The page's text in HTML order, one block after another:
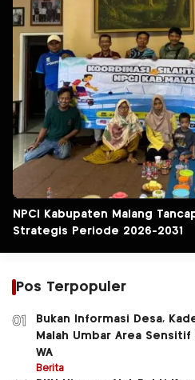
NPCI Kabupaten Malang
Strategis Periode 2026-2031
Pos Terpopuler
01
Bukan Informasi Desa,
Malah Umbar Area
WA
Berita